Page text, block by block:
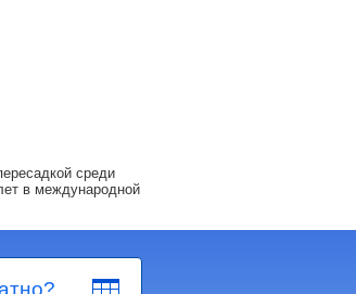
среди
в международной